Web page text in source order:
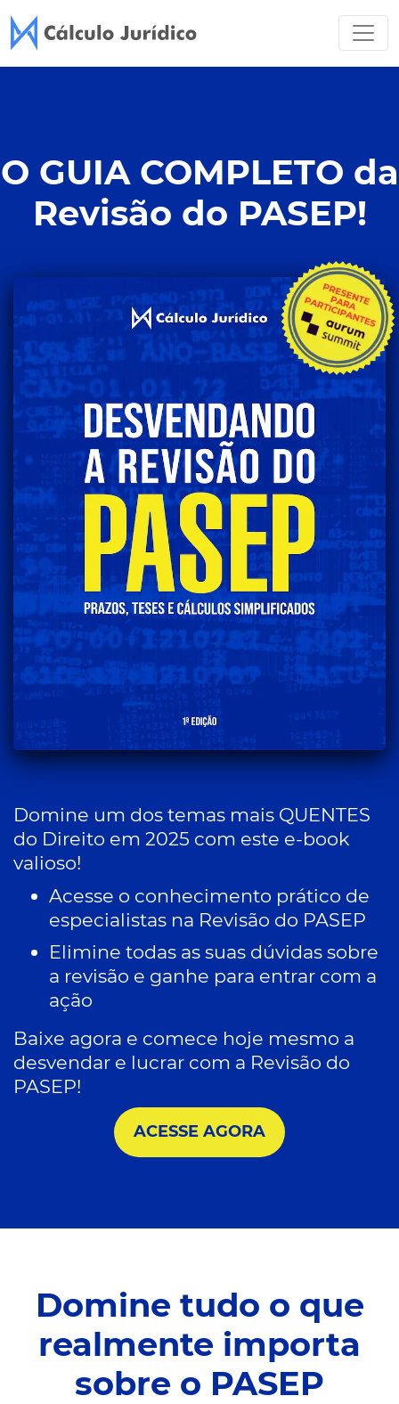
O GUIA COMPLETO da
Revisão do PASEP!
Domine um dos temas mais QUENTES
do Direito em 2025 com este e-book
valioso!
Acesse o conhecimento prático de
especialistas na Revisão do PASEP
Elimine todas as suas dúvidas sobre
a revisão e ganhe para entrar com a
ação
Baixe agora e comece hoje mesmo a
desvendar e lucrar com a Revisão do
PASEP!
ACESSE AGORA
Domine tudo o que
realmente importa
sobre o PASEP